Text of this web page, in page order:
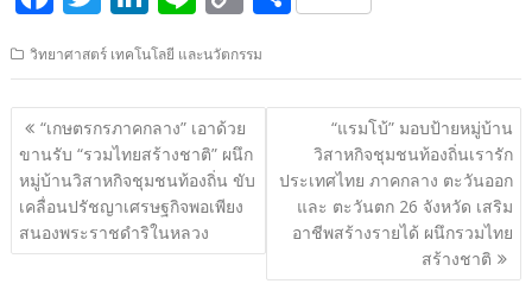
e
b
o
o
k
w
itt
er
n
k
e
dI
n
e p
y
Li
n
ar
e
วิทยาศาสตร์ เทคโนโลยี และนวัตกรรม
แนะแนว
เรื่อง
“เกษตรกรภาคกลาง” เอาด้วย
ขานรับ “รวมไทยสร้างชาติ” ผนึก
หมู่บ้านวิสาหกิจชุมชนท้องถิ่น ขับ
เคลื่อนปรัชญาเศรษฐกิจพอเพียง
สนองพระราชดำริในหลวง
“แรมโบ้” มอบป้ายหมู่บ้าน
วิสาหกิจชุมชนท้องถิ่นเรารัก
ประเทศไทย ภาคกลาง ตะวันออก
และ ตะวันตก 26 จังหวัด เสริม
อาชีพสร้างรายได้ ผนึกรวมไทย
สร้างชาติ